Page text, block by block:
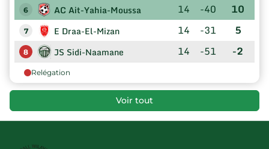
6 AC Ait-Yahia-Moussa 14 -40 10
7 E Draa-El-Mizan 14 -31 5
8 JS Sidi-Naamane 14 -51 -2
Relégation
Voir tout